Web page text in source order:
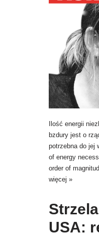
Ilość energii
bzdury jest o
potrzebna do jej
of energy
order of
więcej »
USA: